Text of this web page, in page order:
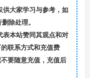
大家学习与参考，如
除处理。
本站赞同其观点和对
联系方式和充值费
要随意充值，充值后